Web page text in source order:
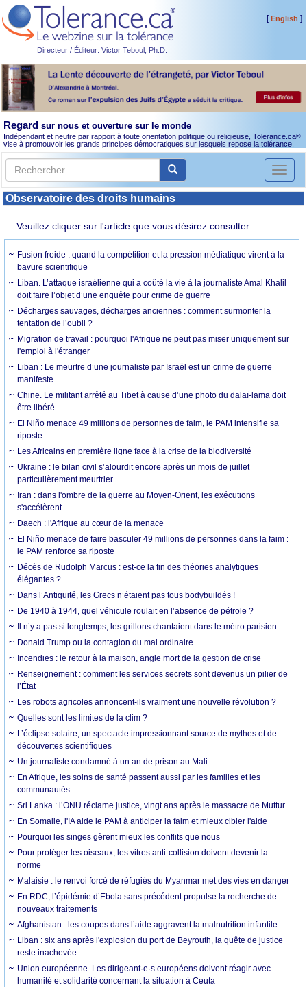
Directeur / Éditeur: Victor Teboul, Ph.D.
[English ]
Regard sur nous et ouverture sur le monde
Indépendant et neutre par rapport à toute orientation politique ou religieuse, Tolerance.ca®
vise à promouvoir les grands principes démocratiques sur lesquels repose la tolérance.
Toggle
Observatoire des droits humains
Veuillez cliquer sur l'article que vous désirez consulter.
Fusion froide : quand la compétition et la pression médiatique virent à la
bavure scientifique
Liban. L’attaque israélienne qui a coûté la vie à la journaliste Amal Khalil
doit faire l’objet d’une enquête pour crime de guerre
Décharges sauvages, décharges anciennes : comment surmonter la
tentation de l’oubli ?
Migration de travail : pourquoi l'Afrique ne peut pas miser uniquement sur
l'emploi à l'étranger
Liban : Le meurtre d’une journaliste par Israël est un crime de guerre
manifeste
Chine. Le militant arrêté au Tibet à cause d’une photo du dalaï-lama doit
être libéré
El Niño menace 49 millions de personnes de faim, le PAM intensifie sa
riposte
Les Africains en première ligne face à la crise de la biodiversité
Ukraine : le bilan civil s’alourdit encore après un mois de juillet
particulièrement meurtrier
Iran : dans l'ombre de la guerre au Moyen-Orient, les exécutions
s'accélèrent
Daech : l'Afrique au cœur de la menace
El Niño menace de faire basculer 49 millions de personnes dans la faim :
le PAM renforce sa riposte
Décès de Rudolph Marcus : est-ce la fin des théories analytiques
élégantes ?
Dans l’Antiquité, les Grecs n’étaient pas tous bodybuildés !
De 1940 à 1944, quel véhicule roulait en l’absence de pétrole ?
Il n’y a pas si longtemps, les grillons chantaient dans le métro parisien
Donald Trump ou la contagion du mal ordinaire
Incendies : le retour à la maison, angle mort de la gestion de crise
Renseignement : comment les services secrets sont devenus un pilier de
l’État
Les robots agricoles annoncent-ils vraiment une nouvelle révolution ?
Quelles sont les limites de la clim ?
L’éclipse solaire, un spectacle impressionnant source de mythes et de
découvertes scientifiques
Un journaliste condamné à un an de prison au Mali
En Afrique, les soins de santé passent aussi par les familles et les
communautés
Sri Lanka : l’ONU réclame justice, vingt ans après le massacre de Muttur
En Somalie, l'IA aide le PAM à anticiper la faim et mieux cibler l'aide
Pourquoi les singes gèrent mieux les conflits que nous
Pour protéger les oiseaux, les vitres anti-collision doivent devenir la
norme
Malaisie : le renvoi forcé de réfugiés du Myanmar met des vies en danger
En RDC, l’épidémie d’Ebola sans précédent propulse la recherche de
nouveaux traitements
Afghanistan : les coupes dans l’aide aggravent la malnutrition infantile
Liban : six ans après l'explosion du port de Beyrouth, la quête de justice
reste inachevée
Union européenne. Les dirigeant·e·s européens doivent réagir avec
humanité et solidarité concernant la situation à Ceuta